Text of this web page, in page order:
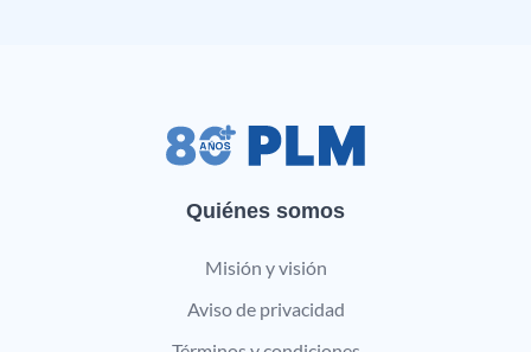
Quiénes somos
Misión y visión
Aviso de privacidad